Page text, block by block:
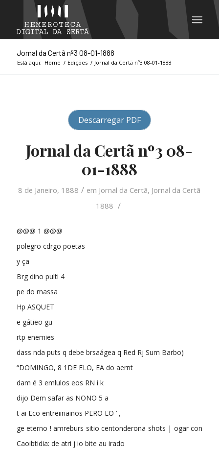
Jornal da Certã nº3 08-01-1888
Está aqui: Home / Edições / Jornal da Certã nº3 08-01-1888
Descarregar PDF
Jornal da Certã nº3 08-
01-1888
8 de Janeiro, 1888 / em Jornal da Certã, Jornal da Certã
1888 /
@@@ 1 @@@
polegro cdrgo poetas
y ça
Brg dino pulti 4
pe do massa
Hp ASQUET
e gátieo gu
rtp enemies
dass nda puts q debe brsaágea q Red Rj Sum Barbo)
“DOMINGO, 8 1DE ELO, EA do aernt
dam é 3 emlulos eos RN i k
dijo Dem safar as NONO 5 a
t ai Eco entreiiriainos PERO EO ‘ ,
ge eterno ! amreburs sitio centonderona shots | ogar con
Caoibtidia: de atri j io bite au irado